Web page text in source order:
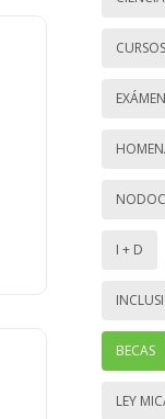
CURSOS
I + D
BECAS
LEY